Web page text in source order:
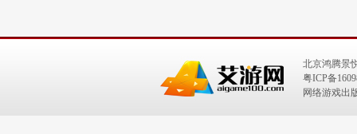
北京鸿腾景
粤ICP备
网络游戏出